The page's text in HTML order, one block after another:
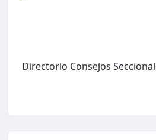
Directorio Consejos